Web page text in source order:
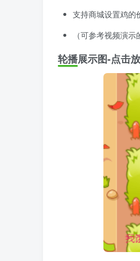
支持商城设置鸡的
（可参考视频演示
轮播展示图-点击